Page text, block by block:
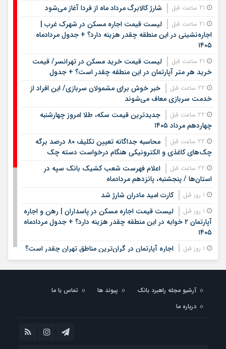
شارژ کالابرگ مرداد ماه از فردا آغاز می‌شود
لیست قیمت اجاره مسکن در شهرک غرب |
اجاره‌نشینی در این منطقه چقدر هزینه دارد؟ + جدول مردادماه
۱۴۰۵
لیست قیمت خرید مسکن در تهرانسر/ قیمت
خرید هر متر آپارتمان در این منطقه چقدر است؟ + جدول
خبر خوش برای مشمولان سربازی/ این افراد از
خدمت سربازی معاف می‌شوند
جدیدترین قیمت سکه، طلا امروز چهارشنبه
چهاردهم مرداد ۱۴۰۵
محاسبه جداگانه تعیین تکلیف ۸۰ درصد برگه
چک‌های کاغذی و الکترونیکی هنگام درخواست دسته چک
اعلام فهرست شعب کشیک بانک سپه در
استان‌ها / پنجشنبه، پانزدهم مردادماه
کارت امید مادران شارژ شد
لیست قیمت اجاره مسکن در پاسداران | رهن و اجاره
آپارتمان ۲ خوابه در این منطقه چقدر هزینه دارد؟ + جدول مردادماه
۱۴۰۵
اجاره آپارتمان در گران‌ترین مناطق تهران چقدر است؟
+ جدول
آپارتمان ۱۰۰ متری در این منطقه چقدر سرمایه نیاز دارد؟ + جدول
مردادماه ۱۴۰۵
خبر مهم برای دانش‌آموزان / نتایج آزمون سمپاد و
آرشیو مجله راهبرد بانک پیوند ها
تماس با ما
درباره ما